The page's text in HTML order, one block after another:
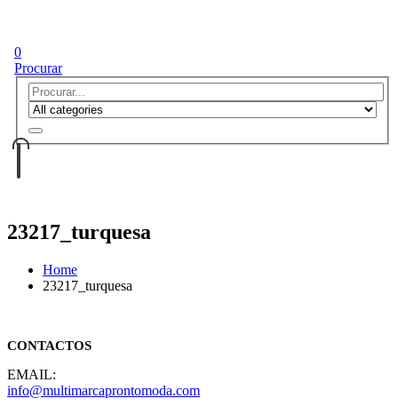
0
Procurar
23217_turquesa
Home
23217_turquesa
CONTACTOS
EMAIL:
info@multimarcaprontomoda.com